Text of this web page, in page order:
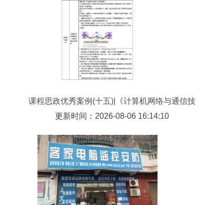
课程思政优秀案例(十五)|《计算机网络与通信技
术》:工科课堂的课程思政教学设计
更新时间：2026-08-06 16:14:10